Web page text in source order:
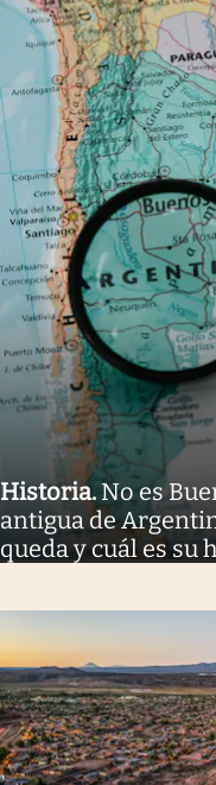
Historia. No es
antigua de
queda y cuál es su